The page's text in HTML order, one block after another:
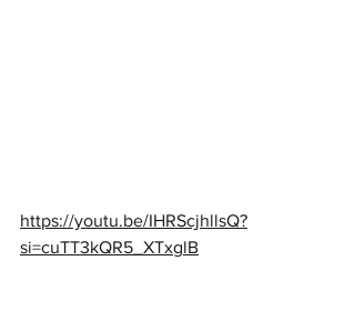
https://youtu.be/IHRScjhllsQ?
si=cuTT3kQR5_XTxglB